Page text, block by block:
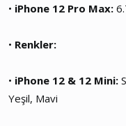
• iPhone 12 Pro Max:
• Renkler:
• iPhone 12 & 12 Mini:
Yeşil, Mavi